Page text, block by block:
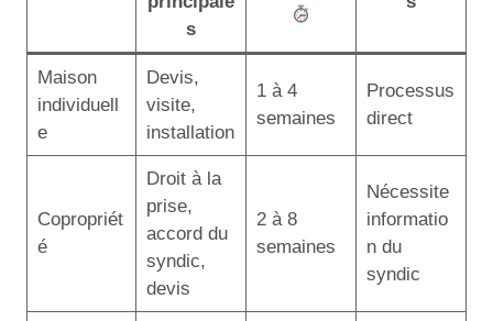
s
Maison
individuell
e
Devis,
visite,
installation
1 à 4
semaines
Processus
direct
Copropriét
é
Droit à la
prise,
accord du
syndic,
devis
2 à 8
semaines
Nécessite
informatio
n du
syndic